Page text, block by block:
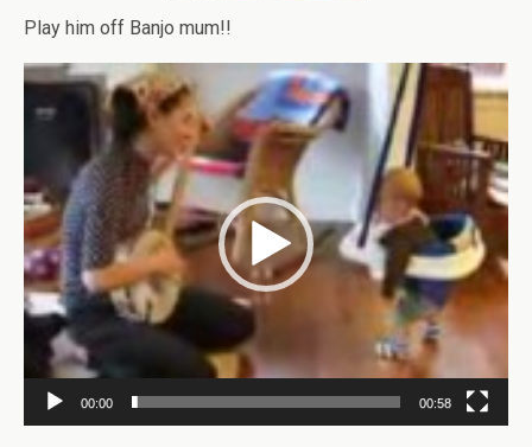
Play him off Banjo mum!!
Video-
Player
00:00 00:58